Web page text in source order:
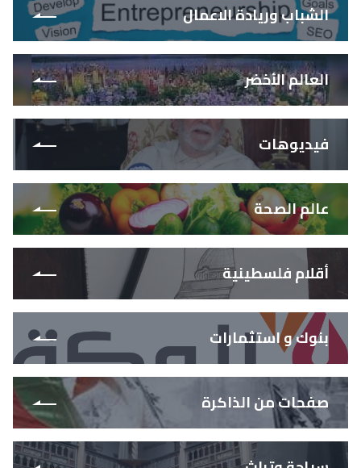
الشباب وريادة الاعمال
العالم الأخضر
فيديوهات
عالم الصحة
أقلام فلسطينية
بنوك و استثمارات
صفحات من الذاكرة